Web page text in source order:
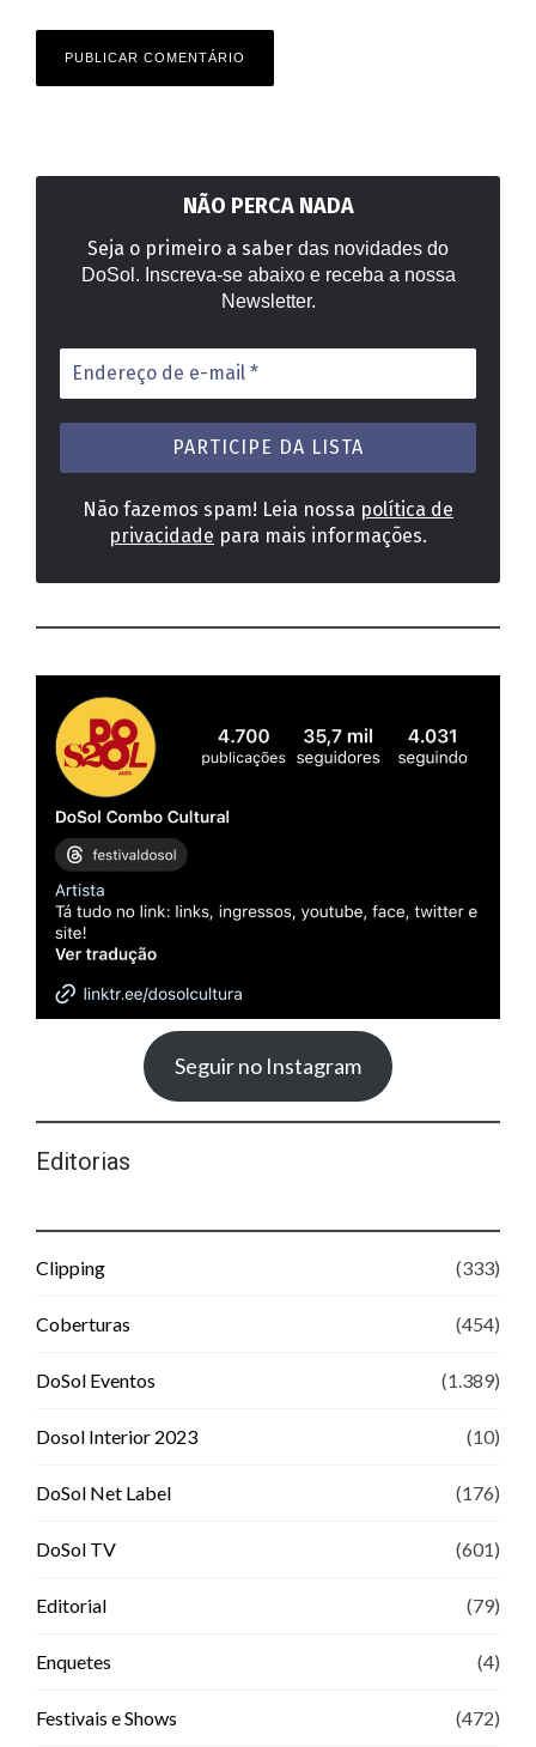
NÃO PERCA NADA
Seja o primeiro a saber das novidades do
DoSol. Inscreva-se abaixo e receba a nossa
Newsletter.
Endereço
de
e-
mail
Não fazemos spam! Leia nossa política de
privacidade para mais informações.
Seguir no Instagram
Editorias
Clipping (333)
Coberturas (454)
DoSol Eventos (1.389)
Dosol Interior 2023 (10)
DoSol Net Label (176)
DoSol TV (601)
Editorial (79)
Enquetes (4)
Festivais e Shows (472)